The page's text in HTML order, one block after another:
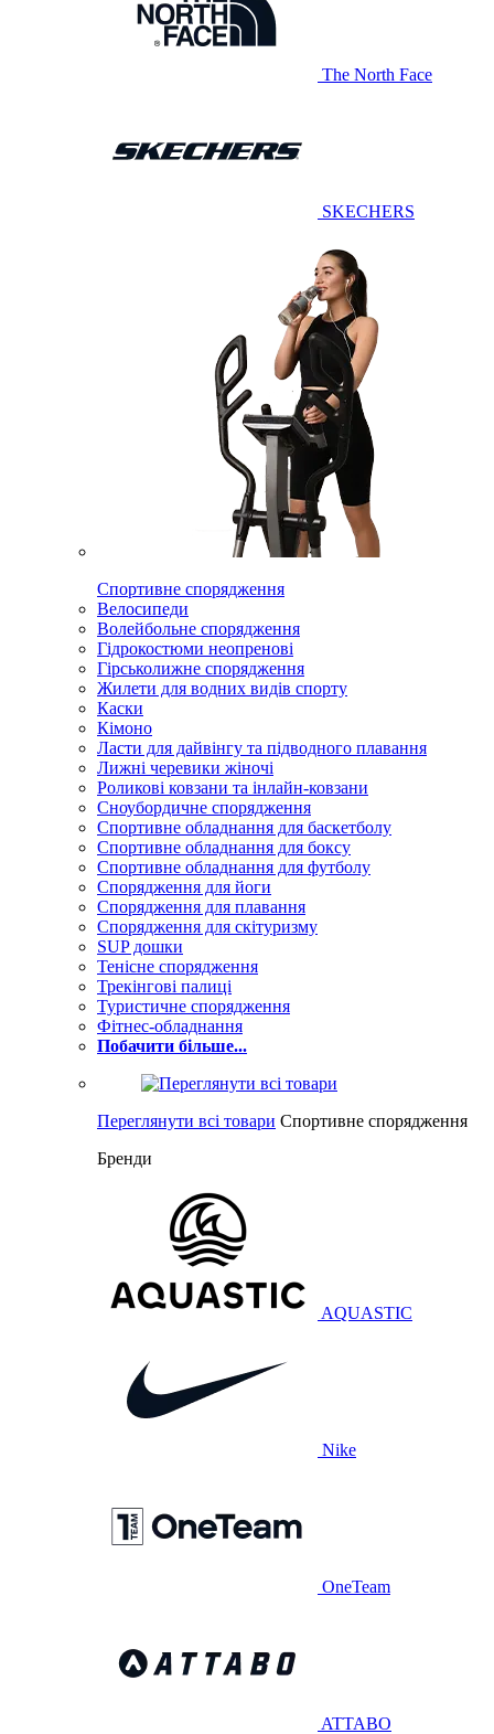
The North Face
SKECHERS
Спортивне спорядження
Велосипеди
Волейбольне спорядження
Гідрокостюми неопренові
Гірськолижне спорядження
Жилети для водних видів спорту
Каски
Кімоно
Ласти для дайвінгу та підводного плавання
Лижні черевики жіночі
Роликові ковзани та інлайн-ковзани
Сноубордичне спорядження
Спортивне обладнання для баскетболу
Спортивне обладнання для боксу
Спортивне обладнання для футболу
Спорядження для йоги
Спорядження для плавання
Спорядження для скітуризму
SUP дошки
Тенісне спорядження
Трекінгові палиці
Туристичне спорядження
Фітнес-обладнання
Побачити більше...
Переглянути всі товари Спортивне спорядження
Бренди
AQUASTIC
Nike
OneTeam
ATTABO